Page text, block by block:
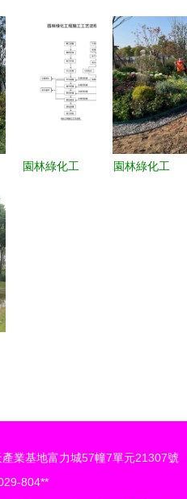
技術匯總
格行情全解
析 聚焦景
致與園林施
工養護
園林綠化工
園林綠化工
業基地富力城57幢7單元21307號
804**